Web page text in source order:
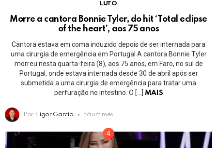
LUTO
Morre a cantora Bonnie Tyler, do hit ‘Total eclipse
of the heart’, aos 75 anos
Cantora estava em coma induzido depois de ser internada para
uma cirurgia de emergência em Portugal A cantora Bonnie Tyler
morreu nesta quarta-feira (8), aos 75 anos, em Faro, no sul de
Portugal, onde estava internada desde 30 de abril após ser
submetida a uma cirurgia de emergência para tratar uma
perfuração no intestino. O […]
MAIS
Por Higor Garcia há um mês